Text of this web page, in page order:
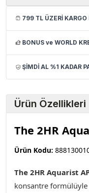
799 TL ÜZERİ KARGO
BONUS ve WORLD
ŞİMDİ AL %1 KADAR
Ürün Özellikleri
The 2HR
Ürün Kodu:
The 2HR Aquarist
konsantre formülüyle